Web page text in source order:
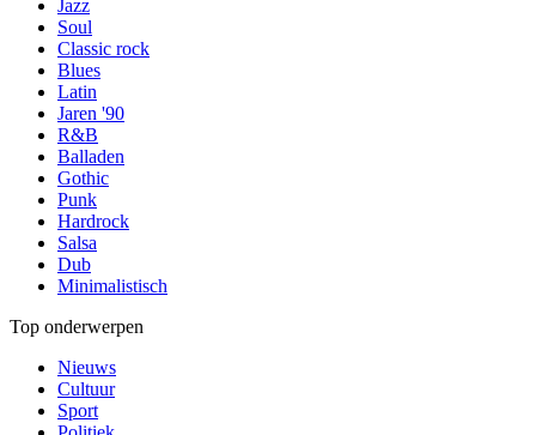
Jazz
Soul
Classic rock
Blues
Latin
Jaren '90
R&B
Balladen
Gothic
Punk
Hardrock
Salsa
Dub
Minimalistisch
Top onderwerpen
Nieuws
Cultuur
Sport